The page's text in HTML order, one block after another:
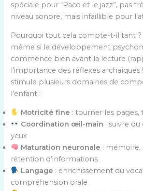
spéciale pour “Paco et le jazz”, pas
niveau sonore, mais infaillible pour
Pourquoi tout cela compte-t-il tant ?
même si le développement
commence bien avant la lecture
l’importance des réflexes archaïques
stimule plusieurs domaines de
l’enfant :
Motricité fine : tourner les
Coordination œil-main : suivre
yeux
Maturation neuronale :
rétention d’informations
Langage : enrichissement du
compréhension orale